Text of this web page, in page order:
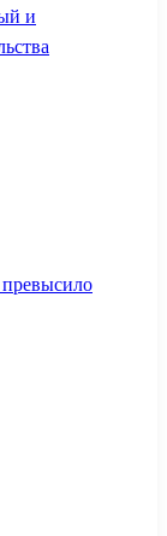
и